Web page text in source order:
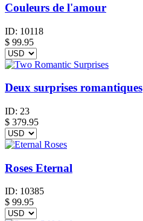
Couleurs de l'amour
ID: 10118
$ 99.95
Deux surprises romantiques
ID: 23
$ 379.95
Roses Eternal
ID: 10385
$ 99.95